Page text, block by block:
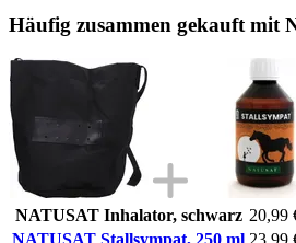
Häufig zusammen gekauft mit
NATUSAT Inhalator, schwarz 20,99
NATUSAT Stallsympat, 250 ml 23,99